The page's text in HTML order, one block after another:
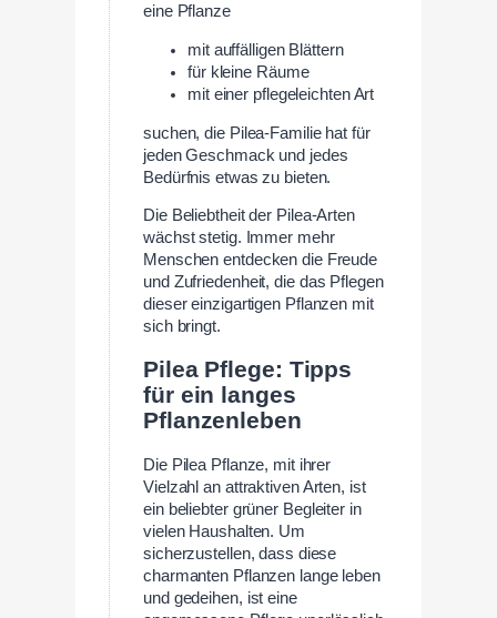
eine Pflanze
mit auffälligen Blättern
für kleine Räume
mit einer pflegeleichten Art
suchen, die Pilea-Familie hat für
jeden Geschmack und jedes
Bedürfnis etwas zu bieten.
Die Beliebtheit der Pilea-Arten
wächst stetig. Immer mehr
Menschen entdecken die Freude
und Zufriedenheit, die das Pflegen
dieser einzigartigen Pflanzen mit
sich bringt.
Pilea Pflege: Tipps
für ein langes
Pflanzenleben
Die Pilea Pflanze, mit ihrer
Vielzahl an attraktiven Arten, ist
ein beliebter grüner Begleiter in
vielen Haushalten. Um
sicherzustellen, dass diese
charmanten Pflanzen lange leben
und gedeihen, ist eine